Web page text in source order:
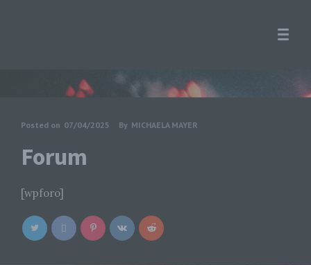
Posted on 07/04/2025 By MICHAELA MAYER
Forum
[wpforo]